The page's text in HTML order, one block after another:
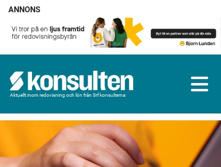
ANNONS
Aktuellt inom redovisning och lön från Srf konsulterna